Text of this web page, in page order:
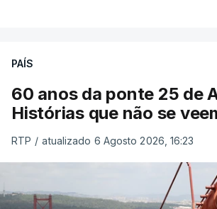
PAÍS
60 anos da ponte 25 de
Histórias que não se
RTP / atualizado 6 Agosto 2026, 16:23